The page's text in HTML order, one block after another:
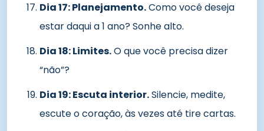
Dia 17: Planejamento.Como você deseja
estar daqui a 1 ano? Sonhe alto.
Dia 18: Limites.O que você precisa dizer
“não”?
Dia 19: Escuta interior.Silencie, medite,
escute o coração, às vezes até tire cartas.